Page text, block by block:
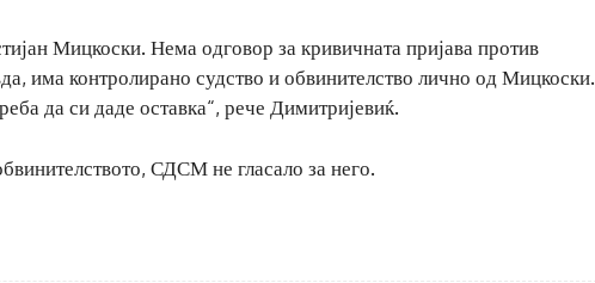
Мицкоски. Нема одговор за кривичната пријава против
има контролирано судство и обвинителство лично од Мицкоски.
да си даде оставка“, рече Димитријевиќ.
СДСМ не гласало за него.